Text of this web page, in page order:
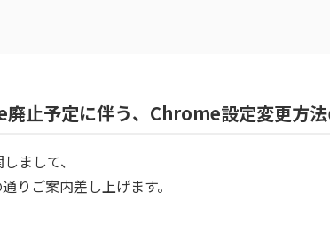
止予定に伴う、Chrome設定変更方
まして、
りご案内差し上げます。